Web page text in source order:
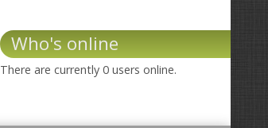
Who's online
There are currently 0 users online.